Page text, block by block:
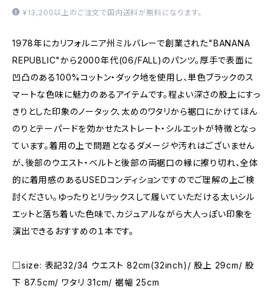
¥13,200以上のご注文で国内送料が無料になります。
1978年にカリフォルニア州ミルバレーで創業された"BANANA
REPUBLIC"から2000年代(06/FALL)のパンツ。厚手で表面に
凹凸のある100%コットン・ダック地を使用し、単色ブラックのス
マートな色味に魅力のあるアイテムです。程よい深さの股上にすっ
きりとした印象のノータック、太めのワタリから裾口にかけてほん
のりとテーパードを効かせたストレート・シルエットが特徴となっ
ています。着用の上で問題となるダメージや汚れはございません
が、後部のウエスト・ベルトと後部の両裾口の縁に擦り切れ、全体
的に着用感のあるUSEDコンディションですのでご理解の上ご検
討ください。ゆったりとリラックスして履いていただける太いシル
エットと落ち着いた色味で、カジュアルながら大人っぽい印象を
演出できるおすすめの１本です。
□size: 表記32/34 ウエスト 82cm(32inch)/ 股上 29cm/ 股
下 87.5cm/ ワタリ 31cm/ 裾幅 25cm